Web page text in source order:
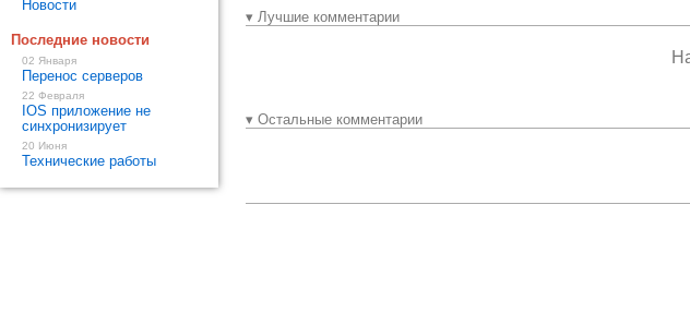
▾ Лучшие комментарии
▾ Остальные комментарии
Новости
Последние новости
02 Января
Перенос серверов
22 Февраля
IOS приложение не
синхронизирует
20 Июня
Технические работы